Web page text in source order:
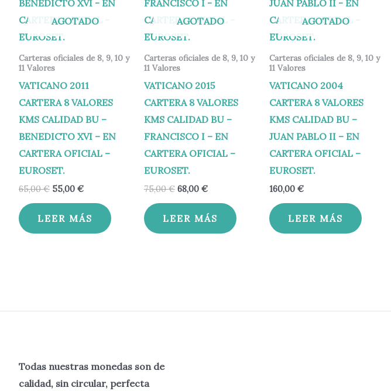
AGOTADO
Carteras oficiales de 8, 9, 10 y
11 Valores
VATICANO 2011
CARTERA 8 VALORES
KMS CALIDAD BU –
BENEDICTO XVI – EN
CARTERA OFICIAL –
EUROSET.
65,00€ 55,00 €
LEER MÁS
AGOTADO
Carteras oficiales de 8, 9, 10 y
11 Valores
VATICANO 2015
CARTERA 8 VALORES
KMS CALIDAD BU –
FRANCISCO I – EN
CARTERA OFICIAL –
EUROSET.
75,00€ 68,00 €
LEER MÁS
AGOTADO
Carteras oficiales de 8, 9, 10 y
11 Valores
VATICANO 2004
CARTERA 8 VALORES
KMS CALIDAD BU –
JUAN PABLO II – EN
CARTERA OFICIAL –
EUROSET.
160,00 €
LEER MÁS
Todas nuestras monedas son de
calidad, sin circular, perfecta